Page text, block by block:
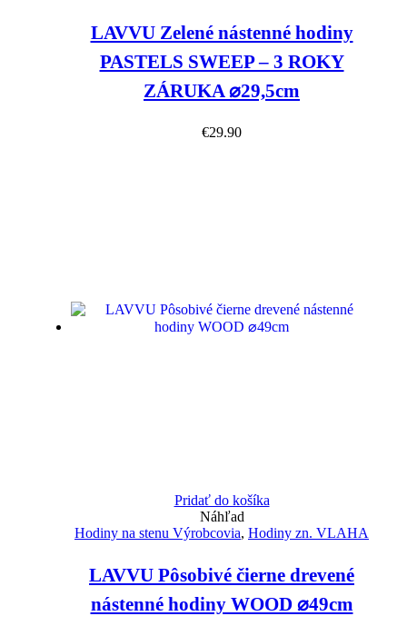
LAVVU Zelené nástenné hodiny
PASTELS SWEEP – 3 ROKY
ZÁRUKA ⌀29,5cm
€29.90
Pridať do košíka
Náhľad
Hodiny na stenu Výrobcovia, Hodiny zn. VLAHA
LAVVU Pôsobivé čierne drevené
nástenné hodiny WOOD ⌀49cm